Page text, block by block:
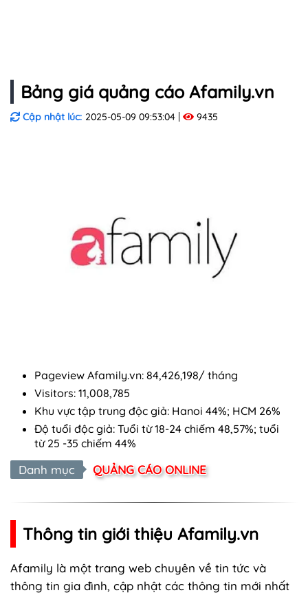
Bảng giá quảng cáo Afamily.vn
Cập nhật lúc: 2025-05-09 09:53:04 9435
Pageview Afamily.vn: 84,426,198/ tháng
Visitors: 11,008,785
Khu vực tập trung độc giả: Hanoi 44%; HCM 26%
Độ tuổi độc giả: Tuổi từ 18-24 chiếm 48,57%; tuổi
từ 25 -35 chiếm 44%
Danh mục QUẢNG CÁO ONLINE
Thông tin giới thiệu Afamily.vn
Afamily là một trang web chuyên về tin tức và
thông tin gia đình, cập nhật các thông tin mới nhất